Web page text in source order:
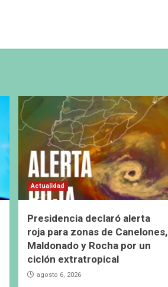
Actualidad
Presidencia declaró alerta
roja para zonas de Canelones,
Maldonado y Rocha por un
ciclón extratropical
agosto 6, 2026